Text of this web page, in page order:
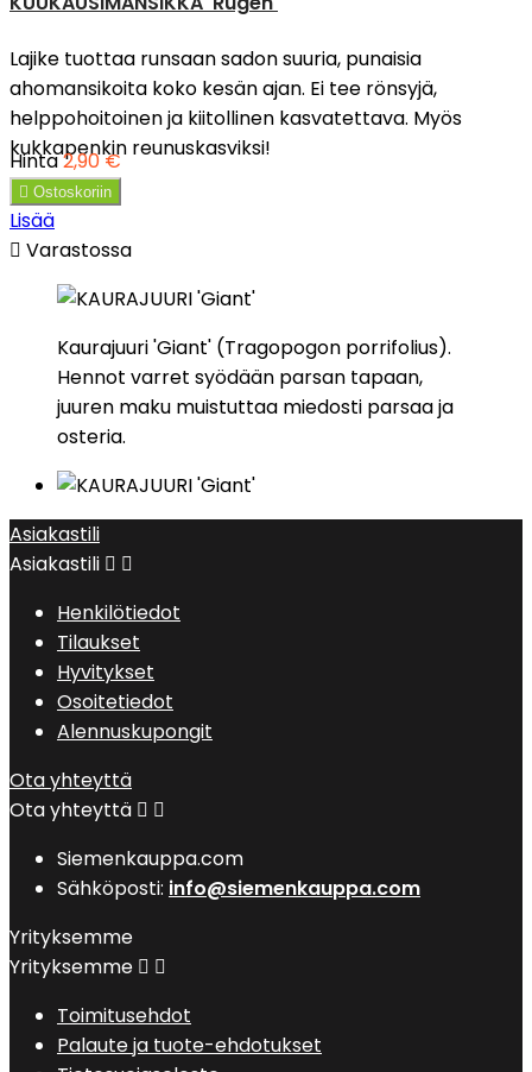
Lajike tuottaa runsaan sadon suuria, punaisia
ahomansikoita koko kesän ajan. Ei tee rönsyjä,
helppohoitoinen ja kiitollinen kasvatettava. Myös
kukkapenkin reunuskasviksi!
Hinta2,90 €
 Ostoskoriin
Lisää
 Varastossa
Kaurajuuri 'Giant' (Tragopogon porrifolius).
Hennot varret syödään parsan tapaan,
juuren maku muistuttaa miedosti parsaa ja
osteria.
Asiakastili
Asiakastili  
Henkilötiedot
Tilaukset
Hyvitykset
Osoitetiedot
Alennuskupongit
Ota yhteyttä
Ota yhteyttä  
Siemenkauppa.com
Sähköposti: info@siemenkauppa.com
Yrityksemme
Yrityksemme  
Toimitusehdot
Palaute ja tuote-ehdotukset